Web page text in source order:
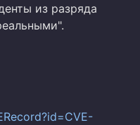
из разряда